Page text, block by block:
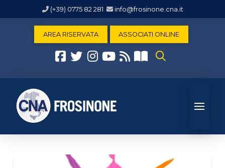
(+39) 0775 82 281 info@frosinone.cna.it
AREA RISERVATA ASSOCIATI ONLINE